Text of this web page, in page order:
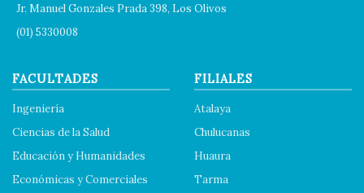
Jr. Manuel Gonzales Prada 398, Los Olivos
(01) 5330008
FACULTADES
Ingeniería
Ciencias de la Salud
Educación y Humanidades
Económicas y Comerciales
FILIALES
Atalaya
Chulucanas
Huaura
Tarma